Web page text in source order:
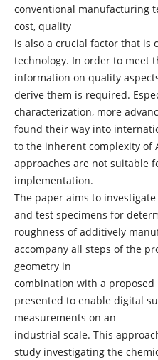
conventional manufacturing
cost, quality
is also a crucial factor that is
technology. In order to meet
information on quality
derive them is required.
characterization, more
found their way into
to the inherent complexity of
approaches are not suitable
implementation.
The paper aims to
and test specimens for
roughness of additively
accompany all steps of the
geometry in
combination with a
presented to enable digital
measurements on an
industrial scale. This
study investigating the